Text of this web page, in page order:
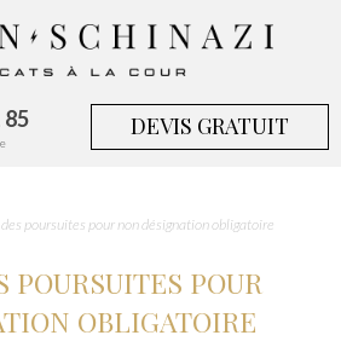
85 DEVIS GRATUIT
poursuites pour non désignation obligatoire
POURSUITES POUR
OBLIGATOIRE